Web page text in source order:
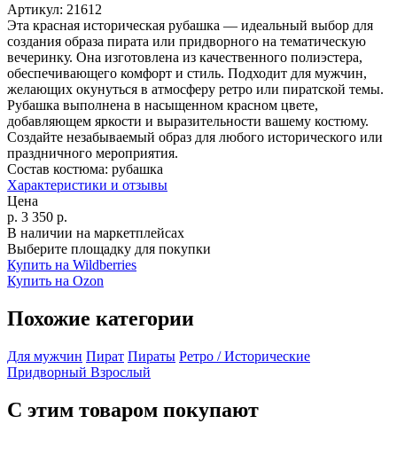
Артикул: 21612
Эта красная историческая рубашка — идеальный выбор для
создания образа пирата или придворного на тематическую
вечеринку. Она изготовлена из качественного полиэстера,
обеспечивающего комфорт и стиль. Подходит для мужчин,
желающих окунуться в атмосферу ретро или пиратской темы.
Рубашка выполнена в насыщенном красном цвете,
добавляющем яркости и выразительности вашему костюму.
Создайте незабываемый образ для любого исторического или
праздничного мероприятия.
Состав костюма: рубашка
Характеристики и отзывы
Цена
р. 3 350 р.
В наличии на маркетплейсах
Выберите площадку для покупки
Купить на Wildberries
Купить на Ozon
Похожие категории
Для мужчин Пират Пираты Ретро / Исторические
Придворный Взрослый
С этим товаром покупают